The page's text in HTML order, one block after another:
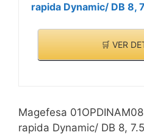
rapida Dynamic/ DB 8, 7
🛒 VER
Magefesa
rapida Dynamic/ DB 8,